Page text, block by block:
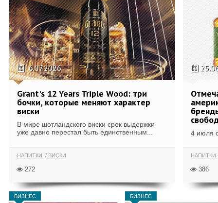
6.07.2026
Grant's 12 Years Triple Wood: три
бочки, которые меняют характер
виски
В мире шотландского виски срок выдержки
уже давно перестал быть единственным...
НАПИТКИ ВИСКИ
272
4 июля
НАПИТКИ
386
БИЗНЕС БИЗНЕС